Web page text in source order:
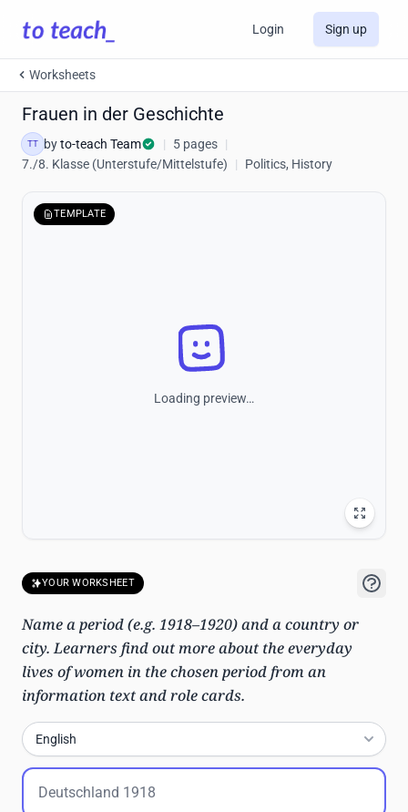
Login Sign up
Worksheets
Frauen in der Geschichte
TT byto-teach Team | 5 pages |
7./8. Klasse (Unterstufe/Mittelstufe)
| Politics, History
TEMPLATE
Loading preview…
YOUR WORKSHEET
Name a period (e.g. 1918–1920) and a country or
city. Learners find out more about the everyday
lives of women in the chosen period from an
information text and role cards.
English